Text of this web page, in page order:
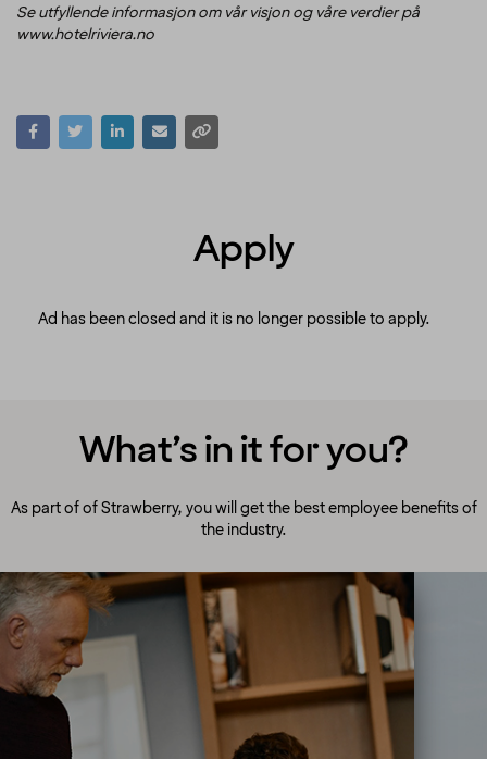
Se utfyllende informasjon om vår visjon og våre verdier på
www.hotelriviera.no
Apply
Ad has been closed and it is no longer possible to apply.
What’s in it for you?
As part of of Strawberry, you will get the best employee benefits of
the industry.